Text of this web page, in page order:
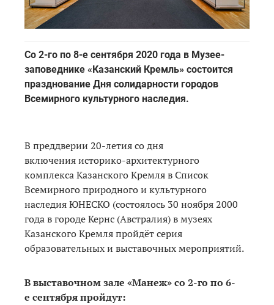
Со 2-го по 8-е сентября 2020 года в Музее-
заповеднике «Казанский Кремль» состоится
празднование Дня солидарности городов
Всемирного культурного наследия.
В преддверии 20-летия со дня
включения историко-архитектурного
комплекса Казанского Кремля в Список
Всемирного природного и культурного
наследия ЮНЕСКО (состоялось 30 ноября 2000
года в городе Кернс (Австралия) в музеях
Казанского Кремля пройдёт серия
образовательных и выставочных мероприятий.
В выставочном зале «Манеж» со 2-го по 6-
е сентября пройдут: